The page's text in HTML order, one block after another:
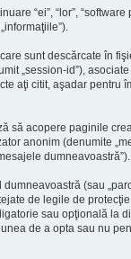
“ei”, “lor”, “software
sunt descărcate în
„session-id”),
aţi citit, aşadar pentru
să acopere paginile
anonim (denumite
dumneavoastră”).
(sau
de legile de
sau opţională la
de a opta sau nu